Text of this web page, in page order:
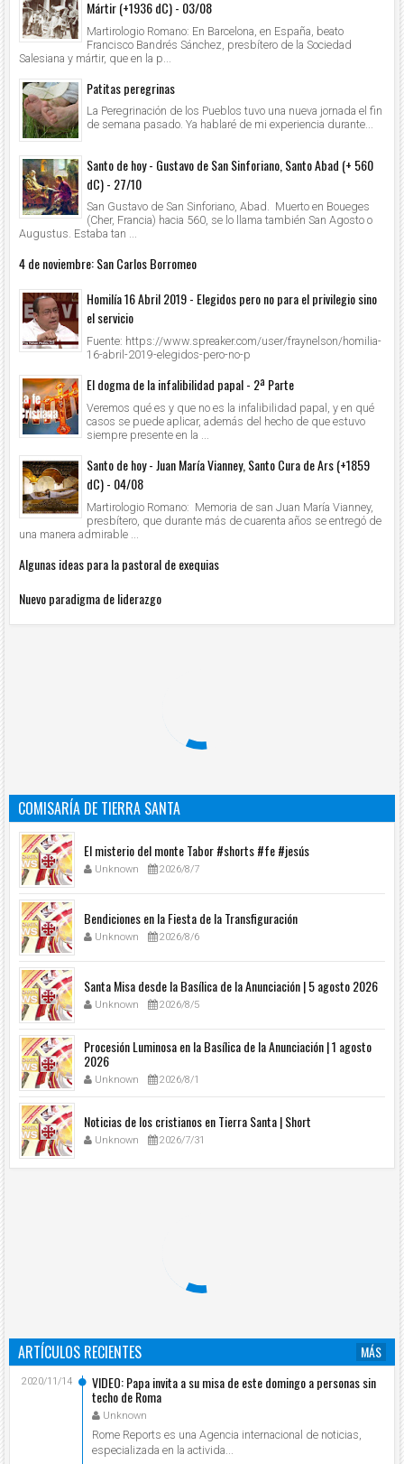
Mártir (+1936 dC) - 03/08
Martirologio Romano: En Barcelona, en España, beato
Francisco Bandrés Sánchez, presbítero de la Sociedad
Salesiana y mártir, que en la p...
Patitas peregrinas
La Peregrinación de los Pueblos tuvo una nueva jornada el fin
de semana pasado. Ya hablaré de mi experiencia durante...
Santo de hoy - Gustavo de San Sinforiano, Santo Abad (+ 560
dC) - 27/10
San Gustavo de San Sinforiano, Abad. Muerto en Boueges
(Cher, Francia) hacia 560, se lo llama también San Agosto o
Augustus. Estaba tan ...
4 de noviembre: San Carlos Borromeo
Homilía 16 Abril 2019 - Elegidos pero no para el privilegio sino
el servicio
Fuente: https://www.spreaker.com/user/fraynelson/homilia-
16-abril-2019-elegidos-pero-no-p
El dogma de la infalibilidad papal - 2ª Parte
Veremos qué es y que no es la infalibilidad papal, y en qué
casos se puede aplicar, además del hecho de que estuvo
siempre presente en la ...
Santo de hoy - Juan María Vianney, Santo Cura de Ars (+1859
dC) - 04/08
Martirologio Romano: Memoria de san Juan María Vianney,
presbítero, que durante más de cuarenta años se entregó de
una manera admirable ...
Algunas ideas para la pastoral de exequias
Nuevo paradigma de liderazgo
COMISARÍA DE TIERRA SANTA
El misterio del monte Tabor #shorts #fe #jesús
Unknown 2026/8/7
Bendiciones en la Fiesta de la Transfiguración
Unknown 2026/8/6
Santa Misa desde la Basílica de la Anunciación | 5 agosto 2026
Unknown 2026/8/5
Procesión Luminosa en la Basílica de la Anunciación | 1 agosto
2026
Unknown 2026/8/1
Noticias de los cristianos en Tierra Santa | Short
Unknown 2026/7/31
ARTÍCULOS RECIENTES
MÁS
VIDEO: Papa invita a su misa de este domingo a personas sin
techo de Roma
Unknown
2020/11/14
Rome Reports es una Agencia internacional de noticias,
especializada en la activida...